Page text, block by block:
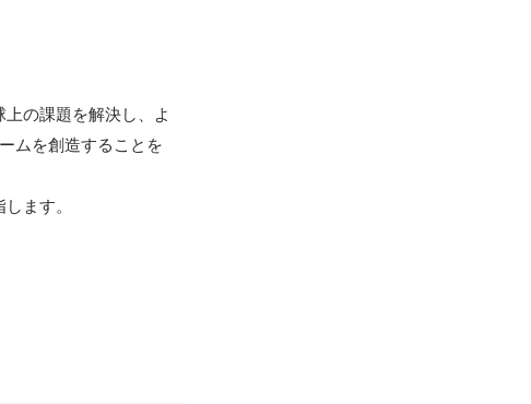
の課題を解決し、よ
ムを創造することを
ます。